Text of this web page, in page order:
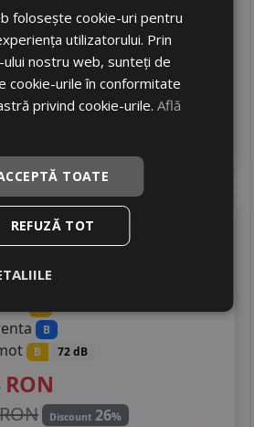
RON
Discount
In stoc - peste 12 buc
livrare 24/48 ore
Frigo hp2
45 R17 91H
Turisme
B
B 72 dB
RON
Discount 26%
folosește cookie-uri pentru
utilizatorului. Prin
nostru web, sunteți de
cookie-urile în conformitate
privind cookie-urile.Află
TOATE
REFUZĂ TOT